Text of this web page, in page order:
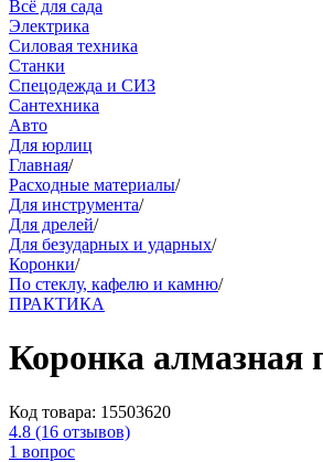
Всё для сада
Электрика
Силовая техника
Станки
Спецодежда и СИЗ
Сантехника
Авто
Для юрлиц
Главная/
Расходные материалы/
Для инструмента/
Для дрелей/
Для безударных и ударных/
Коронки/
По стеклу, кафелю и камню/
ПРАКТИКА
Коронка
Код товара: 15503620
4.8 (16 отзывов)
1 вопрос